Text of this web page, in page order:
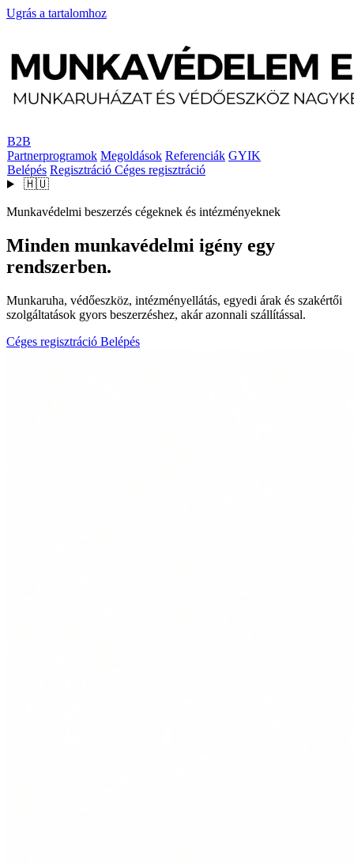
Ugrás a tartalomhoz
B2B
Partnerprogramok Megoldások Referenciák GYIK
Belépés Regisztráció Céges regisztráció
🇭🇺
Munkavédelmi beszerzés cégeknek és intézményeknek
Minden munkavédelmi igény egy
rendszerben.
Munkaruha, védőeszköz, intézményellátás, egyedi árak és szakértői
szolgáltatások gyors beszerzéshez, akár azonnali szállítással.
Céges regisztráció Belépés